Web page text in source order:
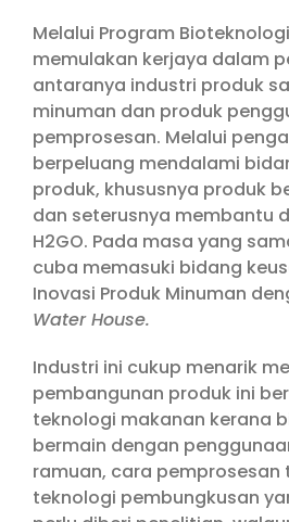
Melalui Program
memulakan kerjaya dalam
antaranya industri produk
minuman dan produk
pemprosesan. Melalui
berpeluang mendalami
produk, khususnya produk
dan seterusnya membantu
H2GO. Pada masa yang
cuba memasuki bidang
Inovasi Produk Minuman
Water House.
Industri ini cukup menarik
pembangunan produk ini
teknologi makanan kerana
bermain dengan
ramuan, cara pemprosesan
teknologi pembungkusan